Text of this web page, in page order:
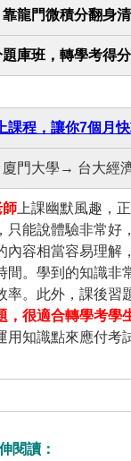
龍門微積分翻身
庫班，轉學考得
課程，讓你7個月
廈門大學→ 台大經
師 上課幽默風趣，
只能說體驗非常好
內容相當容易理解，
間。學到的知識非
率。此外，課後習
，很適合轉學考學
用知識點來應付考
閱讀：